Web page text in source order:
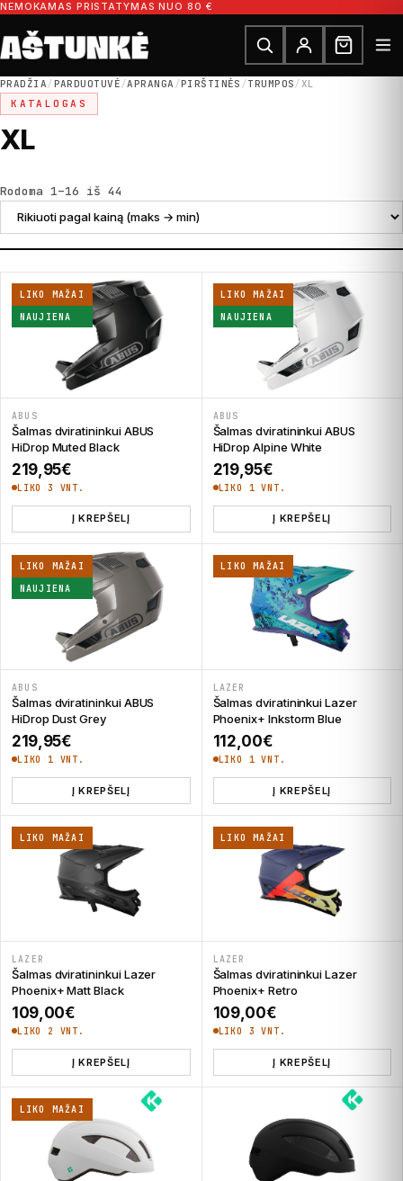
Pereiti prie turinio
NEMOKAMAS PRISTATYMAS NUO 80 €
Ieškoti dalių
Ieškoti
PRADŽIA/PARDUOTUVĖ/APRANGA /PIRŠTINĖS /TRUMPOS/XL
KATALOGAS
XL
Rodoma 1–16 iš 44
LIKO MAŽAI
NAUJIENA
ABUS
Šalmas dviratininkui ABUS
HiDrop Muted Black
219,95€
LIKO 3 VNT.
Į KREPŠELĮ
LIKO MAŽAI
NAUJIENA
ABUS
Šalmas dviratininkui ABUS
HiDrop Alpine White
219,95€
LIKO 1 VNT.
Į KREPŠELĮ
LIKO MAŽAI
NAUJIENA
ABUS
Šalmas dviratininkui ABUS
HiDrop Dust Grey
219,95€
LIKO 1 VNT.
Į KREPŠELĮ
LIKO MAŽAI
LAZER
Šalmas dviratininkui Lazer
Phoenix+ Inkstorm Blue
112,00€
LIKO 1 VNT.
Į KREPŠELĮ
LIKO MAŽAI
LAZER
Šalmas dviratininkui Lazer
Phoenix+ Matt Black
109,00€
LIKO 2 VNT.
Į KREPŠELĮ
LIKO MAŽAI
LAZER
Šalmas dviratininkui Lazer
Phoenix+ Retro
109,00€
LIKO 3 VNT.
Į KREPŠELĮ
LIKO MAŽAI